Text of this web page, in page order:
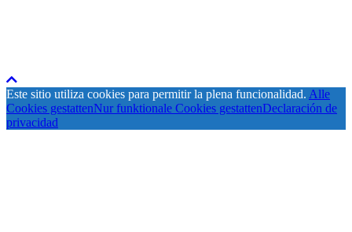
Este sitio utiliza cookies para permitir la plena funcionalidad. Alle
Cookies gestattenNur funktionale Cookies gestattenDeclaración de
privacidad